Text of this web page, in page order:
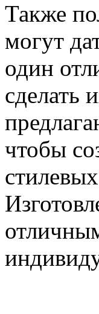
Также
могут
один
сделать
чтобы